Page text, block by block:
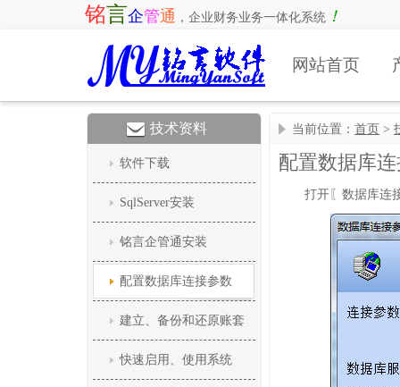
铭言企管通 ， 企业财务业务一体化系统 ！
网站首页
技术资料
软件下载
SqlServer安装
铭言企管通安装
配置数据库连接参数
建立、备份和还原账套
快速启用、使用系统
当前位置： 首页 >
配置数据库
打开〖数据库连